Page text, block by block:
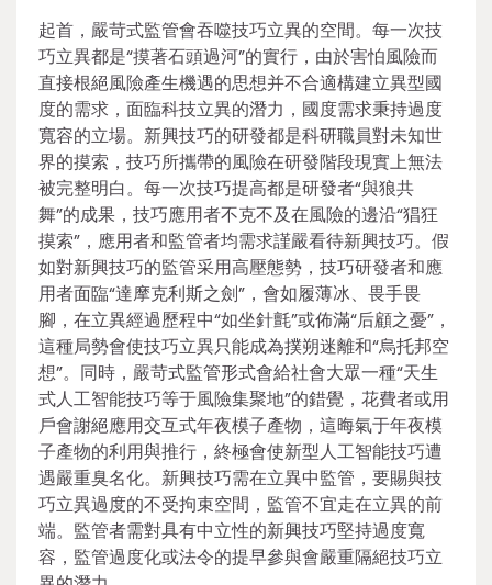
起首，嚴苛式監管會吞噬技巧立異的空間。每一次技
巧立異都是“摸著石頭過河”的實行，由於害怕風險而
直接根絕風險產生機遇的思想并不合適構建立異型國
度的需求，面臨科技立異的潛力，國度需求秉持過度
寬容的立場。新興技巧的研發都是科研職員對未知世
界的摸索，技巧所攜帶的風險在研發階段現實上無法
被完整明白。每一次技巧提高都是研發者“與狼共
舞”的成果，技巧應用者不克不及在風險的邊沿“猖狂
摸索”，應用者和監管者均需求謹嚴看待新興技巧。假
如對新興技巧的監管采用高壓態勢，技巧研發者和應
用者面臨“達摩克利斯之劍”，會如履薄冰、畏手畏
腳，在立異經過歷程中“如坐針氈”或佈滿“后顧之憂”，
這種局勢會使技巧立異只能成為撲朔迷離和“烏托邦空
想”。同時，嚴苛式監管形式會給社會大眾一種“天生
式人工智能技巧等于風險集聚地”的錯覺，花費者或用
戶會謝絕應用交互式年夜模子產物，這晦氣于年夜模
子產物的利用與推行，終極會使新型人工智能技巧遭
遇嚴重臭名化。新興技巧需在立異中監管，要賜與技
巧立異過度的不受拘束空間，監管不宜走在立異的前
端。監管者需對具有中立性的新興技巧堅持過度寬
容，監管過度化或法令的提早參與會嚴重隔絕技巧立